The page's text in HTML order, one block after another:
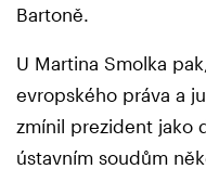
Bartoně.
U Martina Smolka
evropského práva a
zmínil prezident jako
ústavním soudům